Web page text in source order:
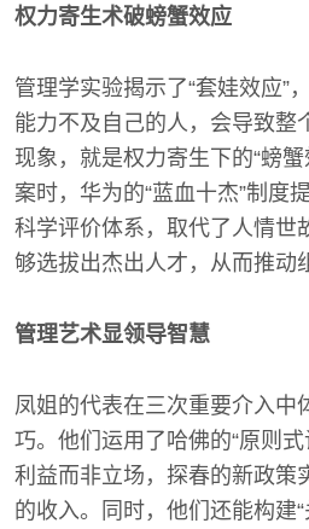
权力寄生术破螃蟹效应
管理学实验揭示了“套娃效应”
能力不及自己的人，会导致整
现象，就是权力寄生下的“螃
案时，华为的“蓝血十杰”制度
科学评价体系，取代了人情世
够选拔出杰出人才，从而推动
管理艺术显领导智慧
凤姐的代表在三次重要介入中
巧。他们运用了哈佛的“原则
利益而非立场，探春的新政策
的收入。同时，他们还能构建“